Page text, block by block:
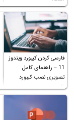
فارسی کردن کیبورد ویندوز
11 – راهنمای کامل
تصویری نصب کیبورد
فارسی